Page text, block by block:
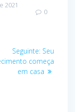
2021
0
Seguinte: Seu
começa
em casa